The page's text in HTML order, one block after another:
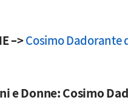
–>Cosimo Dadorante
e Donne: Cosimo